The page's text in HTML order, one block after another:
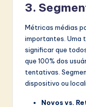
3.
Métricas médias
importantes. Uma
significar que
que 100% dos
tentativas.
dispositivo ou
Novos vs.